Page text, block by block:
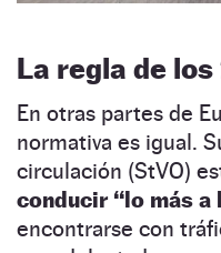
La regla de
En otras partes de
normativa es igual.
circulación (StVO)
conducir “lo más
encontrarse con